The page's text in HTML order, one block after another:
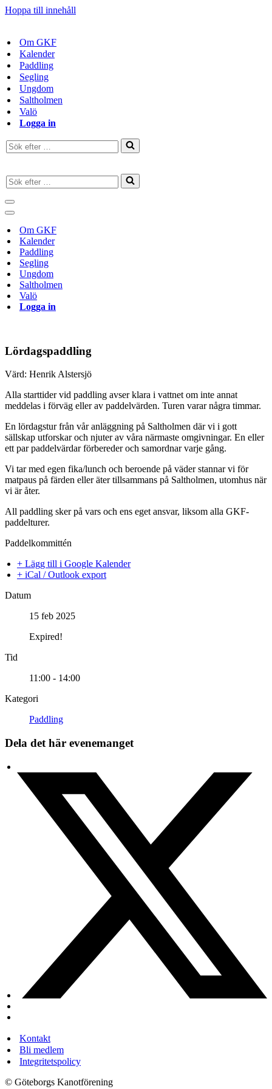
Hoppa till innehåll
Om GKF
Kalender
Paddling
Segling
Ungdom
Saltholmen
Valö
Logga in
Sök
efter
Sök
efter
…
Navigeringsmeny
Navigeringsmeny
Om GKF
Kalender
Paddling
Segling
Ungdom
Saltholmen
Valö
Logga in
Lördagspaddling
Värd: Henrik Alstersjö
Alla starttider vid paddling avser klara i vattnet om inte annat
meddelas i förväg eller av paddelvärden. Turen varar några timmar.
En lördagstur från vår anläggning på Saltholmen där vi i gott
sällskap utforskar och njuter av våra närmaste omgivningar. En eller
ett par paddelvärdar förbereder och samordnar varje gång.
Vi tar med egen fika/lunch och beroende på väder stannar vi för
matpaus på färden eller äter tillsammans på Saltholmen, utomhus när
vi är åter.
All paddling sker på vars och ens eget ansvar, liksom alla GKF-
paddelturer.
Paddelkommittén
+ Lägg till i Google Kalender
+ iCal / Outlook export
Datum
15 feb 2025
Expired!
Tid
11:00 - 14:00
Kategori
Paddling
Dela det här evenemanget
Kontakt
Bli medlem
Integritetspolicy
© Göteborgs Kanotförening